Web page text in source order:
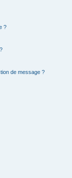
?
de message ?